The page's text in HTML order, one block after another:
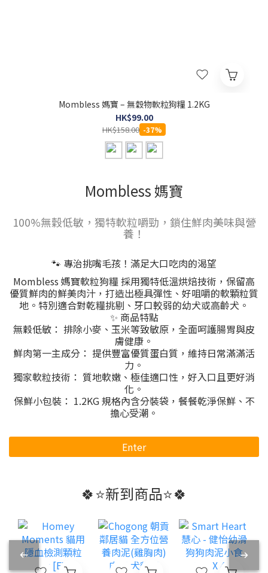
Mombless 媽寶 – 無穀物軟粒狗糧 1.2KG
HK$99.00
HK$158.00 -37%
Mombless 媽寶
100%無穀低敏，獨特軟粒嚼勁，鎖住鮮肉美味與營
養！
🐾 專治挑嘴毛孩！滿足大口吃肉的渴望
Mombless 媽寶軟粒狗糧 採用獨特低溫烘焙技術，保留高
優質鮮肉的鮮美肉汁，打造出極具彈性、好咀嚼的軟顆粒質
地。特別適合對乾糧挑剔、牙口較弱的幼犬或高齡犬。
✨ 商品特點
無穀低敏： 排除小麥、玉米等致敏原，全面呵護腸胃與皮
膚健康。
鮮肉第一主成分： 提供豐富優質蛋白質，維持日常滿滿活
力。
獨家軟粒技術： 質地軟嫩、極佳適口性，好入口且更好消
化。
保鮮小包裝： 1.2KG 規格內含分裝袋，餐餐乾淨保鮮、不
擔心受潮。
Enter
🍀⭐新到商品⭐🍀